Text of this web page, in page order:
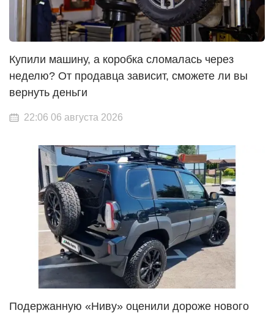
Купили машину, а коробка сломалась через
неделю? От продавца зависит, сможете ли вы
вернуть деньги
22:06 06 августа 2026
Подержанную «Ниву» оценили дороже нового